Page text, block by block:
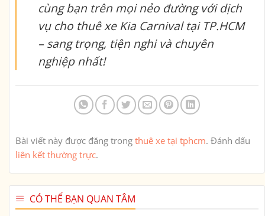
cùng bạn trên mọi nẻo đường với dịch
vụ cho thuê xe Kia Carnival tại TP.HCM
– sang trọng, tiện nghi và chuyên
nghiệp nhất!
Bài viết này được đăng trong thuê xe tại tphcm. Đánh dấu
liên kết thường trực.
CÓ THỂ BẠN QUAN TÂM